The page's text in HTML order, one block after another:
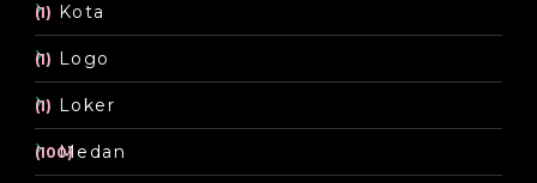
Kota
(1)
Logo
(1)
Loker
(1)
Medan
(100)